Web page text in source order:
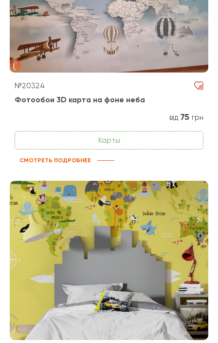
№20324
Фотообои 3D карта на фоне неба
від 75 грн
Карты
СМОТРЕТЬ ПОДРОБНЕЕ